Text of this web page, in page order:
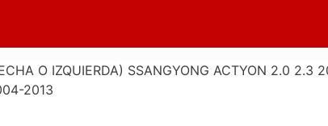
O IZQUIERDA) SSANGYONG ACTYON 2.0 2.3
2013